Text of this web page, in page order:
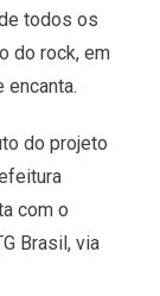
todos os
do rock, em
encanta.
do projeto
com o
Brasil, via